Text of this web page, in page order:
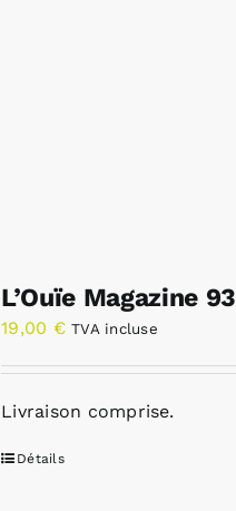
L’Ouïe Magazine 93
19,00 € TVA incluse
Livraison comprise.
Détails